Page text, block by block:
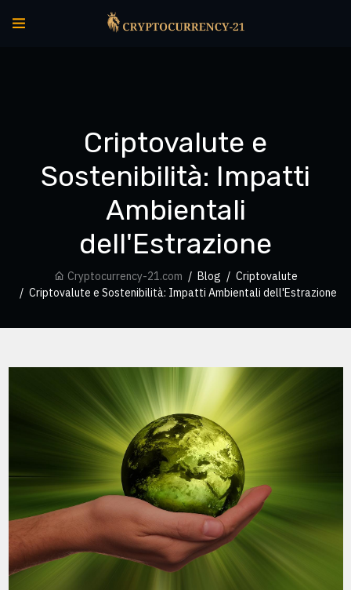
Criptovalute e
Sostenibilità: Impatti
Ambientali
dell'Estrazione
Cryptocurrency-21.com Blog
Criptovalute
Criptovalute e Sostenibilità: Impatti Ambientali dell'Estrazione